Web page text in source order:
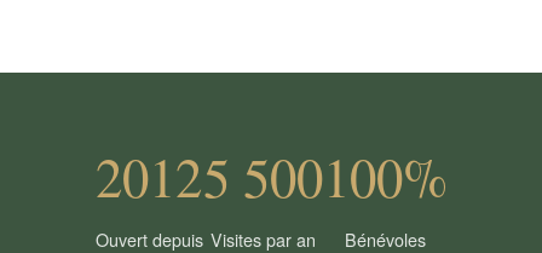
2012
Ouvert depuis
5 500
Visites par an
100%
Bénévoles